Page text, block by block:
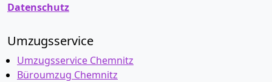
Datenschutz
Umzugsservice
Umzugsservice Chemnitz
Büroumzug Chemnitz